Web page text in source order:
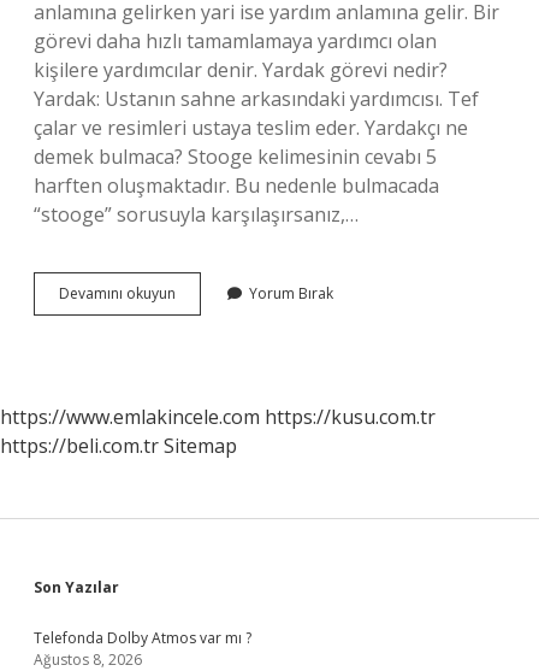
anlamına gelirken yari ise yardım anlamına gelir. Bir
görevi daha hızlı tamamlamaya yardımcı olan
kişilere yardımcılar denir. Yardak görevi nedir?
Yardak: Ustanın sahne arkasındaki yardımcısı. Tef
çalar ve resimleri ustaya teslim eder. Yardakçı ne
demek bulmaca? Stooge kelimesinin cevabı 5
harften oluşmaktadır. Bu nedenle bulmacada
“stooge” sorusuyla karşılaşırsanız,…
Devamını okuyun
Yardakçısı
Yorum Bırak
https://www.emlakincele.com https://kusu.com.tr
https://beli.com.trSitemap
Sidebar
Son Yazılar
Telefonda Dolby Atmos var mı ?
Ağustos 8, 2026